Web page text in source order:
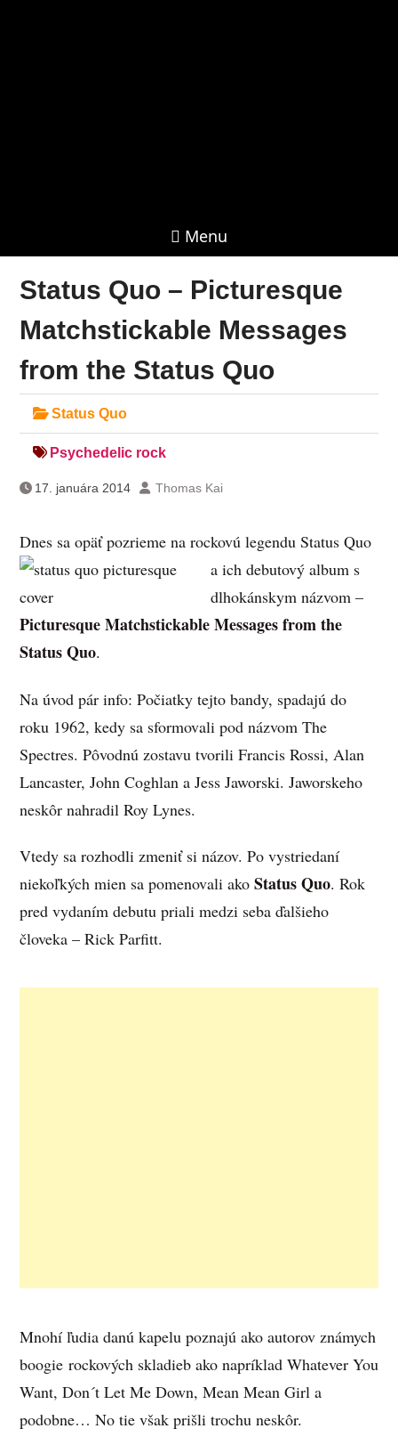
Menu
Status Quo – Picturesque
Matchstickable Messages
from the Status Quo
Status Quo
Psychedelic rock
17. januára 2014 Thomas Kai
Dnes sa opäť pozrieme na rockovú legendu Status Quo
a ich debutový album s
dlhokánskym názvom –
Picturesque Matchstickable Messages from the
Status Quo.
Na úvod pár info: Počiatky tejto bandy, spadajú do
roku 1962, kedy sa sformovali pod názvom The
Spectres. Pôvodnú zostavu tvorili Francis Rossi, Alan
Lancaster, John Coghlan a Jess Jaworski. Jaworskeho
neskôr nahradil Roy Lynes.
Vtedy sa rozhodli zmeniť si názov. Po vystriedaní
niekoľkých mien sa pomenovali ako Status Quo. Rok
pred vydaním debutu priali medzi seba ďalšieho
človeka – Rick Parfitt.
Mnohí ľudia danú kapelu poznajú ako autorov známych
boogie rockových skladieb ako napríklad Whatever You
Want, Don´t Let Me Down, Mean Mean Girl a
podobne… No tie však prišli trochu neskôr.